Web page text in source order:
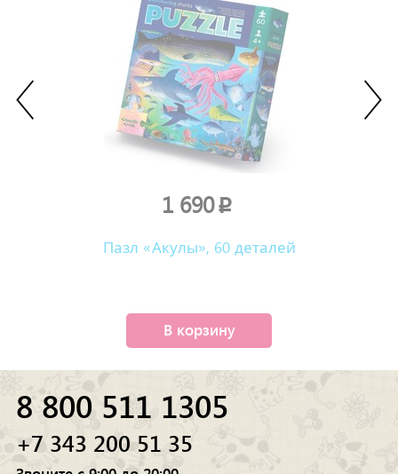
1 690p
Пазл «Акулы», 60 деталей
В корзину
8 800 511 1305
+7 343 200 51 35